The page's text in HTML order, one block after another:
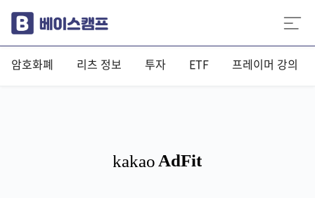
암호화폐 리츠 정보 투자 ETF 프레이머 강의